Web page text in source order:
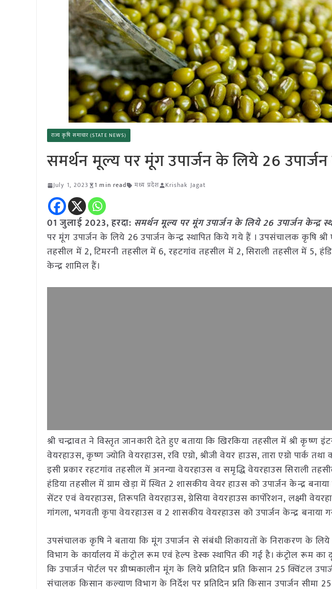
राज्य कृषि समाचार (STATE NEWS)
समर्थन मूल्य पर मूंग उपार्जन के लिये 26 उपार्जन
July 1, 2023 1 min read मध्य प्रदेश Krishak Jagat
01 जुलाई 2023, हरदा: समर्थन मूल्य पर मूंग उपार्जन के लिये 26 उपार्जन केन्द्र
पर मूंग उपार्जन के लिये 26 उपार्जन केन्द्र स्थापित किये गये हैं । उपसंचालक कृषि श्री
तहसील में 2, टिमरनी तहसील में 6, रहटगांव तहसील में 2, सिराली तहसील में 5,
केन्द्र शामिल हैं।
श्री चन्द्रावत ने विस्तृत जानकारी देते हुए बताया कि खिरकिया तहसील में श्री कृष्ण
वेयरहाउस, कृष्ण ज्योति वेयरहाउस, रवि एग्रो, श्रीजी वेयर हाउस, तारा एग्रो पार्क
इसी प्रकार रहटगांव तहसील में अनन्या वेयरहाउस व समृद्धि वेयरहाउस सिराली
हंडिया तहसील में ग्राम खेड़ा में स्थित 2 शासकीय वेयर हाउस को उपार्जन केन्द्र
सेंटर एवं वेयरहाउस, तिरूपति वेयरहाउस, ग्रेसिया वेयरहाउस कार्पोरेशन, लक्ष्मी
गांगला, भगवती कृपा वेयरहाउस व 2 शासकीय वेयरहाउस को उपार्जन केन्द्र बनाया
उपसंचालक कृषि ने बताया कि मूंग उपार्जन से संबंधी शिकायतों के निराकरण के
विभाग के कार्यालय में कंट्रोल रूम एवं हेल्प डेस्क स्थापित की गई है। कंट्रोल रूम का
कि उपार्जन पोर्टल पर ग्रीष्मकालीन मूंग के लिये प्रतिदिन प्रति किसान 25 क्विंटल
संचालक किसान कल्याण विभाग के निर्देश पर प्रतिदिन प्रति किसान उपार्जन